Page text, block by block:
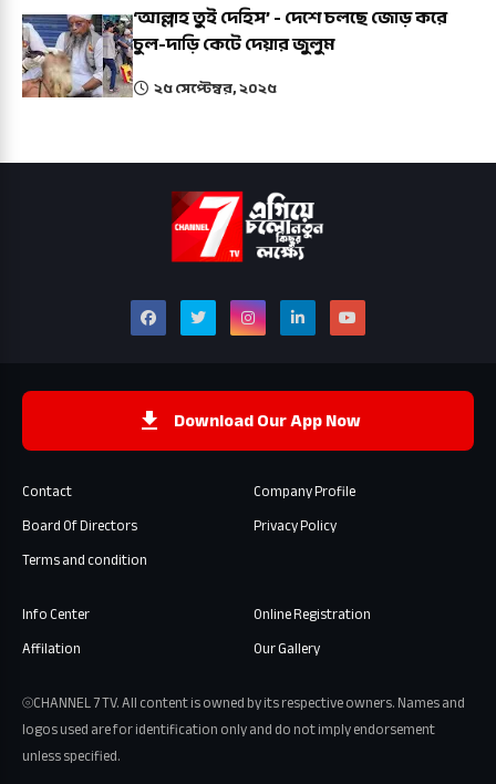
‘আল্লাহ তুই দেহিস’ - দেশে চলছে জোড় করে
চুল-দাড়ি কেটে দেয়ার জুলুম
২৫ সেপ্টেম্বর, ২০২৫
Download Our App Now
Contact
Company Profile
Board Of Directors
Privacy Policy
Terms and condition
Info Center
Online Registration
Affilation
Our Gallery
⦾CHANNEL 7 TV. All content is owned by its respective owners. Names and
logos used are for identification only and do not imply endorsement
unless specified.